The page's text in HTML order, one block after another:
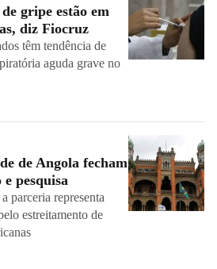
gripe estão em
diz Fiocruz
têm tendência de
aguda grave no
de Angola fecham
pesquisa
parceria representa
estreitamento de